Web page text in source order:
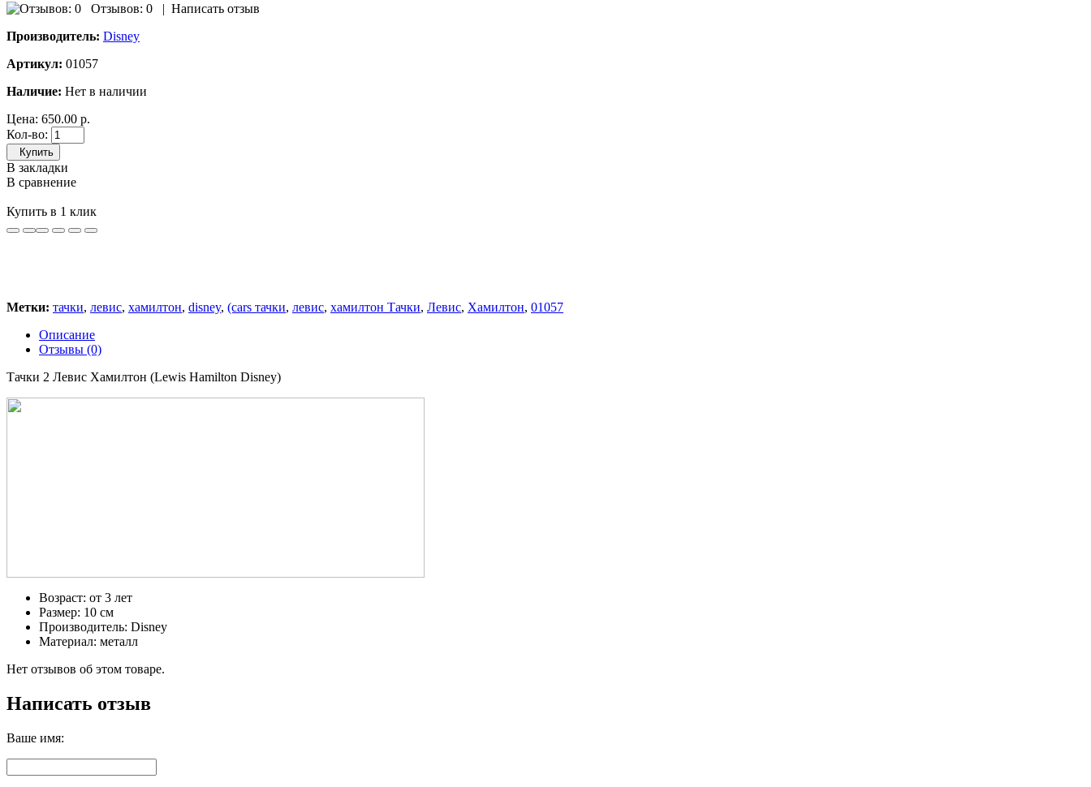
Отзывов: 0 | Написать отзыв
Производитель: Disney
Артикул: 01057
Наличие: Нет в наличии
Цена: 650.00 р.
Кол-во:
Купить
В закладки
В сравнение
Купить в 1 клик
Метки: тачки, левис, хамилтон, disney, (cars тачки, левис, хамилтон Тачки, Левис, Хамилтон, 01057
Описание
Отзывы (0)
Тачки 2 Левис Хамилтон (Lewis Hamilton Disney)
Возраст: от 3 лет
Размер: 10 см
Производитель: Disney
Материал: металл
Нет отзывов об этом товаре.
Написать отзыв
Ваше имя: